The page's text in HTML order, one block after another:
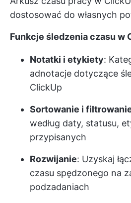
dostosować do własnych
Funkcje śledzenia czasu w
Notatki i etykiety:
adnotacje dotyczące
ClickUp
Sortowanie i
według daty, statusu,
przypisanych
Rozwijanie: Uzyskaj
czasu spędzonego na
podzadaniach